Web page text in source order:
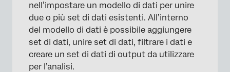
nell’impostare un modello di dati per unire
due o più set di dati esistenti. All’interno
del modello di dati è possibile aggiungere
set di dati, unire set di dati, filtrare i dati e
creare un set di dati di output da utilizzare
per l’analisi.